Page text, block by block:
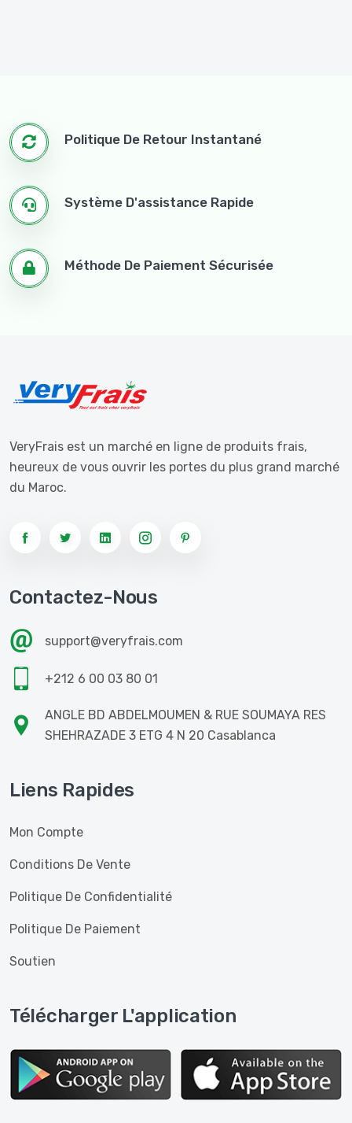
Politique De Retour Instantané
Système D'assistance Rapide
Méthode De Paiement Sécurisée
VeryFrais est un marché en ligne de produits frais,
heureux de vous ouvrir les portes du plus grand marché
du Maroc.
Contactez-Nous
support@veryfrais.com
+212 6 00 03 80 01
ANGLE BD ABDELMOUMEN & RUE SOUMAYA RES
SHEHRAZADE 3 ETG 4 N 20 Casablanca
Liens Rapides
Mon Compte
Conditions De Vente
Politique De Confidentialité
Politique De Paiement
Soutien
Télécharger L'application